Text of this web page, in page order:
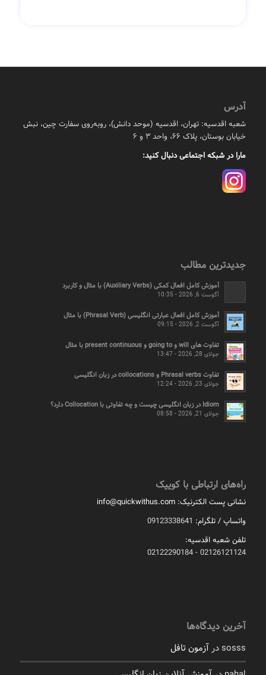
آدرس
شعبه اقدسیه: تهران، اقدسیه (موحد دانش)، روبه‌روی سفارت چین، نبش
خیابان بوستان، پلاک ۶۶، واحد ۳ و ۶
مارا در شبکه اجتماعی دنبال کنید:
جدیدترین مطالب
آموزش کامل افعال کمکی (Auxiliary Verbs) با مثال و کاربرد
آگوست 6, 2026 - 10:35
آموزش کامل افعال عبارتی انگلیسی (Phrasal Verb) با مثال
آگوست 2, 2026 - 09:15
تفاوت های will و going to و present continuous با مثال
جولای 28, 2026 - 13:47
تفاوت Phrasal verbs و collocations در زبان انگلیسی
جولای 23, 2026 - 12:24
Idiom در زبان انگلیسی چیست و چه تفاوتی با Collocation دارد؟
جولای 21, 2026 - 08:58
راه‌های ارتباطی با کوییک
نشانی پست الکترنیک: info@quickwithus.com
واتساپ / تلگرام: 09123338641
تلفن شعبه اقدسیه:
02126121124 - 02122290184
آخرین دیدگاه‌ها
sosss درآزمون تافل